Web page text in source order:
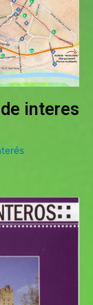
interes